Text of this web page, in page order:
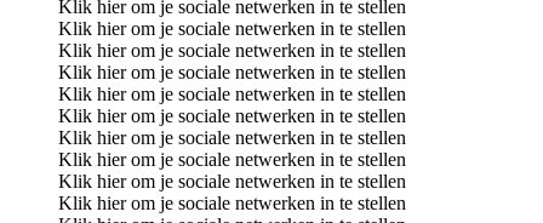
Klik hier om je sociale netwerken in te stellen
Klik hier om je sociale netwerken in te stellen
Klik hier om je sociale netwerken in te stellen
Klik hier om je sociale netwerken in te stellen
Klik hier om je sociale netwerken in te stellen
Klik hier om je sociale netwerken in te stellen
Klik hier om je sociale netwerken in te stellen
Klik hier om je sociale netwerken in te stellen
Klik hier om je sociale netwerken in te stellen
Klik hier om je sociale netwerken in te stellen